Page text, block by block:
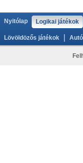
Nyitólap Logikai játékok
Lövöldözős játékok